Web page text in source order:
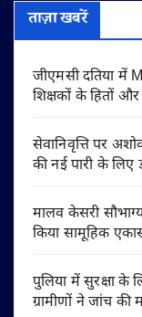
ताज़ा खबरें
जीएमसी दतिया में
शिक्षकों के हितों और
सेवानिवृत्ति पर
की नई पारी के
मालव केसरी
किया सामूहिक
पुलिया में सुरक्षा के
ग्रामीणों ने जांच की